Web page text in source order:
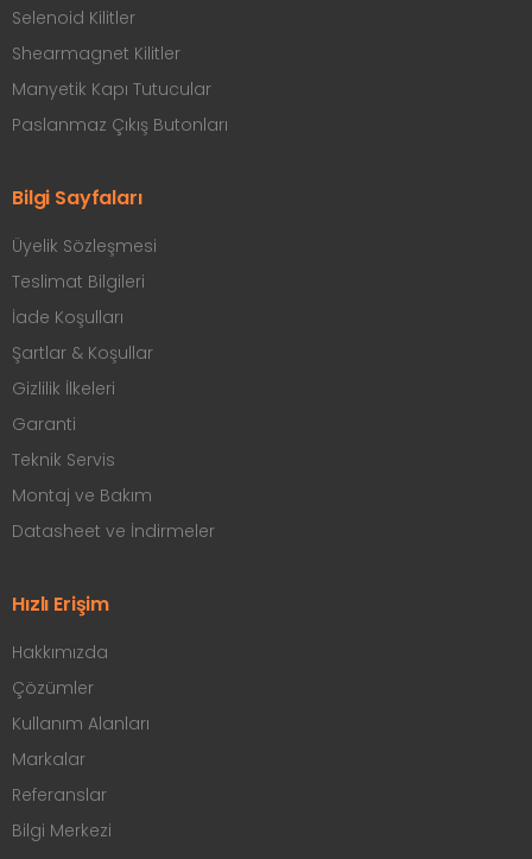
Selenoid Kilitler
Shearmagnet Kilitler
Manyetik Kapı Tutucular
Paslanmaz Çıkış Butonları
Bilgi Sayfaları
Üyelik Sözleşmesi
Teslimat Bilgileri
İade Koşulları
Şartlar & Koşullar
Gizlilik İlkeleri
Garanti
Teknik Servis
Montaj ve Bakım
Datasheet ve İndirmeler
Hızlı Erişim
Hakkımızda
Çözümler
Kullanım Alanları
Markalar
Referanslar
Bilgi Merkezi